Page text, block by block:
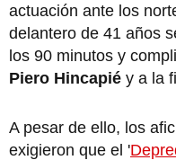
actuación ante los
delantero de 41 años
los 90 minutos y
Piero Hincapié y a la
A pesar de ello, los
exigieron que el '